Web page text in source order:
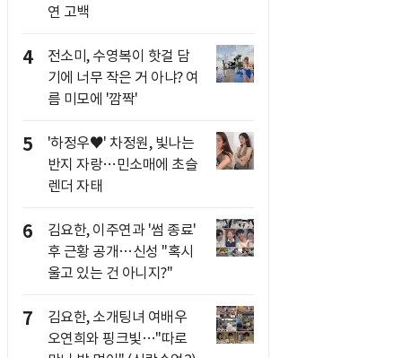
연 고백
4
전소미, 수영복이 핫걸 담
기에 너무 작은 거 아냐? 여
름 미모에 '깜짝'
5
'하정우♥' 차정원, 빛나는
반지 자랑…민소매에 초슬
렌더 자태
6
김요한, 이주연과 '썸 종료'
후 근황 공개…신성 "혹시
울고 있는 건 아니지?"
7
김요한, 소개팅녀 여배우
오연희와 핑크빛…"따로